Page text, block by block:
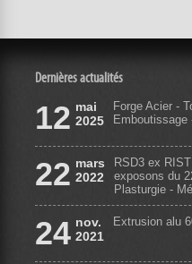
Dernières actualités
12 mai
2025
Forge Acier -
Emboutissage
22 mars
2022
RSD3 ex
exposons du
Plasturgie -
24 nov.
2021
Extrusion alu